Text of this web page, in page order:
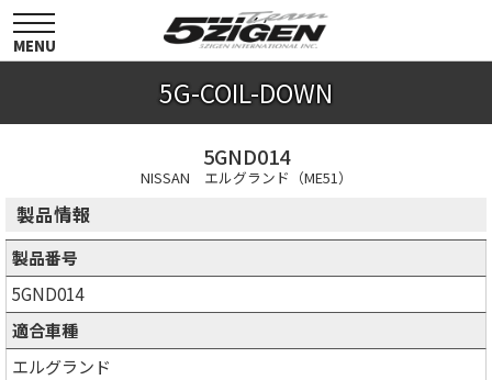
toggle
navigation
MENU
5G-COIL-DOWN
5GND014
NISSAN エルグランド（ME51）
製品情報
製品番号
5GND014
適合車種
エルグランド